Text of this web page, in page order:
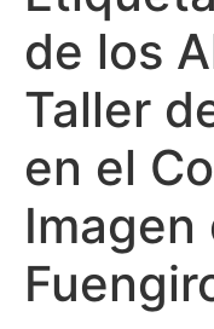
de los
Taller
en el
Imagen